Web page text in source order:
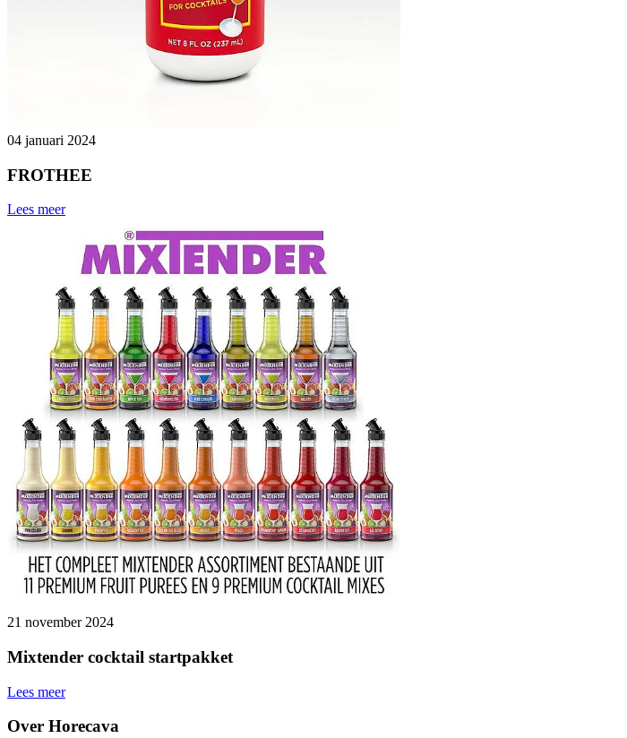
04 januari 2024
FROTHEE
Lees meer
21 november 2024
Mixtender cocktail startpakket
Lees meer
Over Horecava